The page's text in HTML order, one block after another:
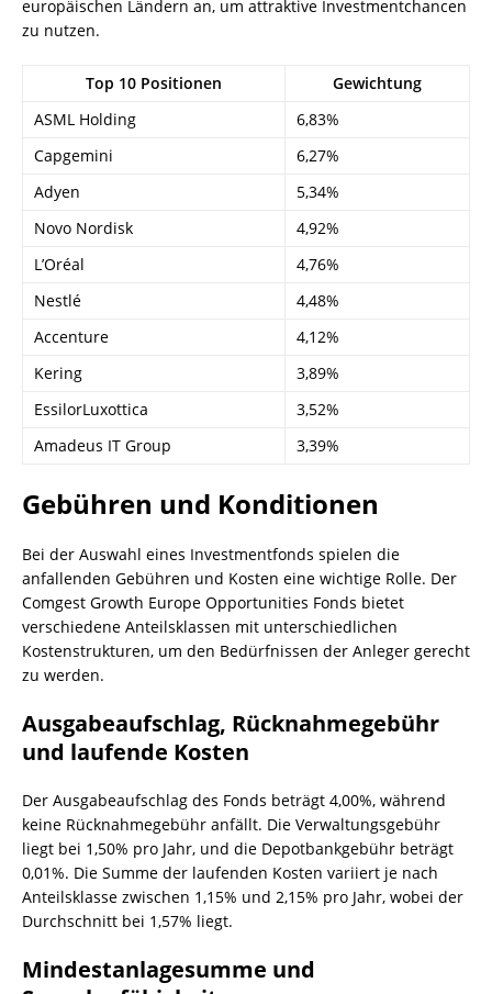
europäischen Ländern an, um attraktive Investmentchancen
zu nutzen.
Top 10 Positionen
Gewichtung
ASML Holding
6,83%
Capgemini
6,27%
Adyen
5,34%
Novo Nordisk
4,92%
L’Oréal
4,76%
Nestlé
4,48%
Accenture
4,12%
Kering
3,89%
EssilorLuxottica
3,52%
Amadeus IT Group
3,39%
Gebühren und Konditionen
Bei der Auswahl eines Investmentfonds spielen die
anfallenden Gebühren und Kosten eine wichtige Rolle. Der
Comgest Growth Europe Opportunities Fonds bietet
verschiedene Anteilsklassen mit unterschiedlichen
Kostenstrukturen, um den Bedürfnissen der Anleger gerecht
zu werden.
Ausgabeaufschlag, Rücknahmegebühr
und laufende Kosten
Der Ausgabeaufschlag des Fonds beträgt 4,00%, während
keine Rücknahmegebühr anfällt. Die Verwaltungsgebühr
liegt bei 1,50% pro Jahr, und die Depotbankgebühr beträgt
0,01%. Die Summe der laufenden Kosten variiert je nach
Anteilsklasse zwischen 1,15% und 2,15% pro Jahr, wobei der
Durchschnitt bei 1,57% liegt.
Mindestanlagesumme und